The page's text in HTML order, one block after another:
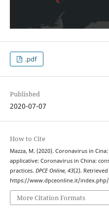
.pdf
Published
2020-07-07
How to Cite
Mazza, M. (2020). Coronavirus in
applicative: Coronavirus in China:
practices. DPCE Online, 43(2).
https://www.dpceonline.it/
More Citation Formats